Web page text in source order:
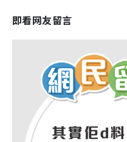
即看网友留言